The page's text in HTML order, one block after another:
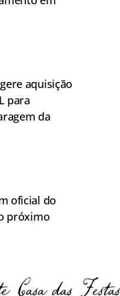
aquisição
para
da
oficial do
próximo